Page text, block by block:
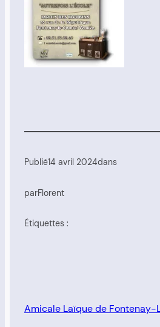
Publié14 avril 2024dans
parFlorent
Étiquettes :
Amicale Laïque de